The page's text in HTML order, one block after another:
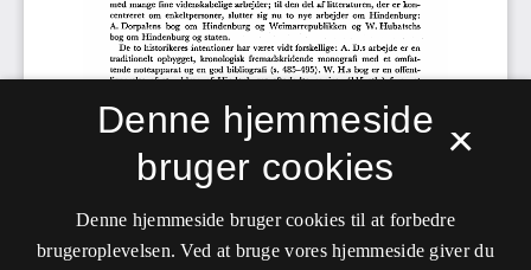
×
Denne hjemmeside
bruger cookies
Denne hjemmeside bruger cookies til at forbedre
brugeroplevelsen. Ved at bruge vores hjemmeside giver du